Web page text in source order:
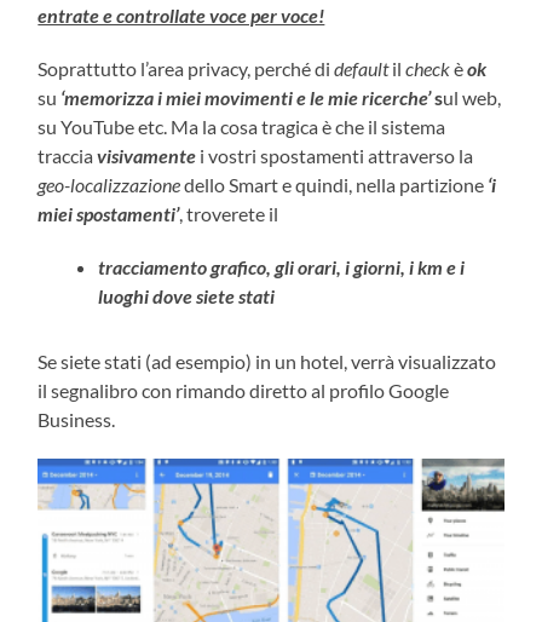
entrate e controllate voce per voce!
Soprattutto l’area privacy, perché didefaultilcheckèok
su ‘memorizza i miei movimenti e le mie ricerche’sul web,
su YouTube etc. Ma la cosa tragica è che il sistema
tracciavisivamente i vostri spostamenti attraverso la
geo-localizzazionedello Smart e quindi, nella partizione ‘i
miei spostamenti’, troverete il
tracciamento grafico, gli orari, i giorni, i km e i
luoghi dove siete stati
Se siete stati (ad esempio) in un hotel, verrà visualizzato
il segnalibro con rimando diretto al profilo Google
Business.